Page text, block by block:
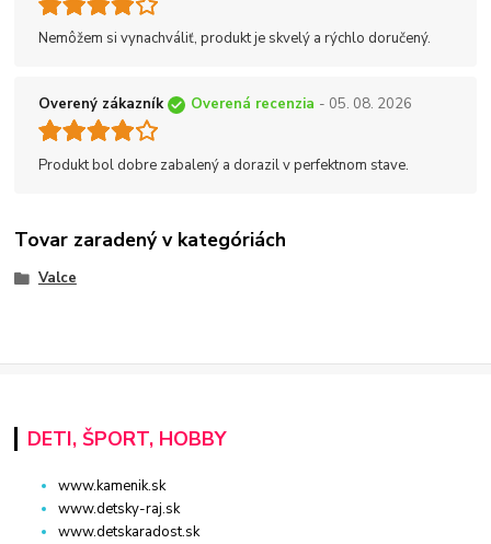
Nemôžem si vynachváliť, produkt je skvelý a rýchlo doručený.
Overený zákazník Overená recenzia - 05. 08. 2026
Produkt bol dobre zabalený a dorazil v perfektnom stave.
Tovar zaradený v kategóriách
Valce
DETI, ŠPORT, HOBBY
www.kamenik.sk
www.detsky-raj.sk
www.detskaradost.sk